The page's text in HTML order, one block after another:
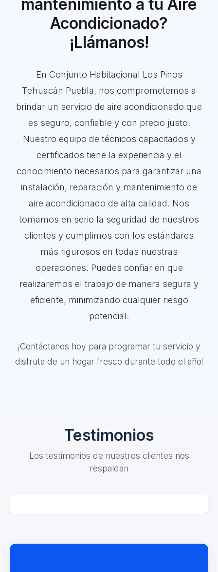
mantenimiento a tu Aire
Acondicionado?
¡Llámanos!
En Conjunto Habitacional Los Pinos
Tehuacán Puebla, nos comprometemos a
brindar un servicio de aire acondicionado que
es seguro, confiable y con precio justo.
Nuestro equipo de técnicos capacitados y
certificados tiene la experiencia y el
conocimiento necesarios para garantizar una
instalación, reparación y mantenimiento de
aire acondicionado de alta calidad. Nos
tomamos en serio la seguridad de nuestros
clientes y cumplimos con los estándares
más rigurosos en todas nuestras
operaciones. Puedes confiar en que
realizaremos el trabajo de manera segura y
eficiente, minimizando cualquier riesgo
potencial.
¡Contáctanos hoy para programar tu servicio y
disfruta de un hogar fresco durante todo el año!
Testimonios
Los testimonios de nuestros clientes nos
respaldan